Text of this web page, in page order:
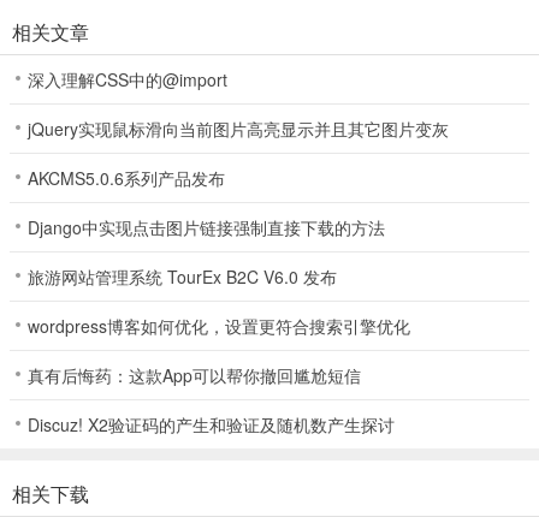
7、另外，游戏内还设计了多种道具，可帮助玩家更好地探索解谜。
狂父人物介绍
1、阿雅
相关文章
深入理解CSS中的@import
jQuery实现鼠标滑向当前图片高亮显示并且其它图片变灰
AKCMS5.0.6系列产品发布
Django中实现点击图片链接强制直接下载的方法
旅游网站管理系统 TourEx B2C V6.0 发布
wordpress博客如何优化，设置更符合搜索引擎优化
真有后悔药：这款App可以帮你撤回尴尬短信
Discuz! X2验证码的产生和验证及随机数产生探讨
相关下载